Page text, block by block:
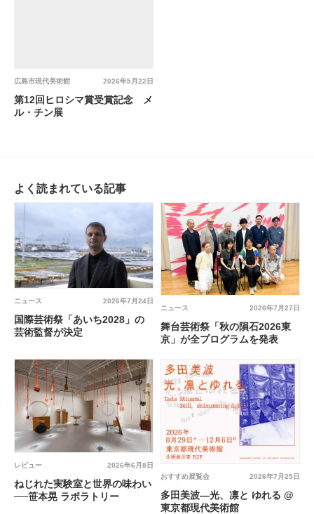
2026年5月22日
広島市現代美術館
第12回ヒロシマ賞受賞記念 メ
ル・チン展
よく読まれている記事
2026年7月24日
ニュース
国際芸術祭「あいち2028」の
芸術監督が決定
2026年7月27日
ニュース
舞台芸術祭「秋の隕石2026東
京」が全プログラムを発表
2026年6月8日
レビュー
ねじれた実験室と世界の味わい
──笹本晃 ラボラトリー
2026年7月25日
おすすめ展覧会
多田美波―光、凛と ゆれる @
東京都現代美術館